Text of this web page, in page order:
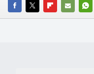
FACEBOOK
TWITTERFLIPBOARD
E-